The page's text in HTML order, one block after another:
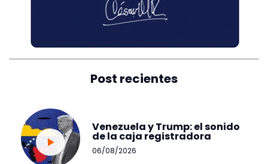
Post recientes
Venezuela y Trump: el sonido
de la caja registradora
06/08/2026